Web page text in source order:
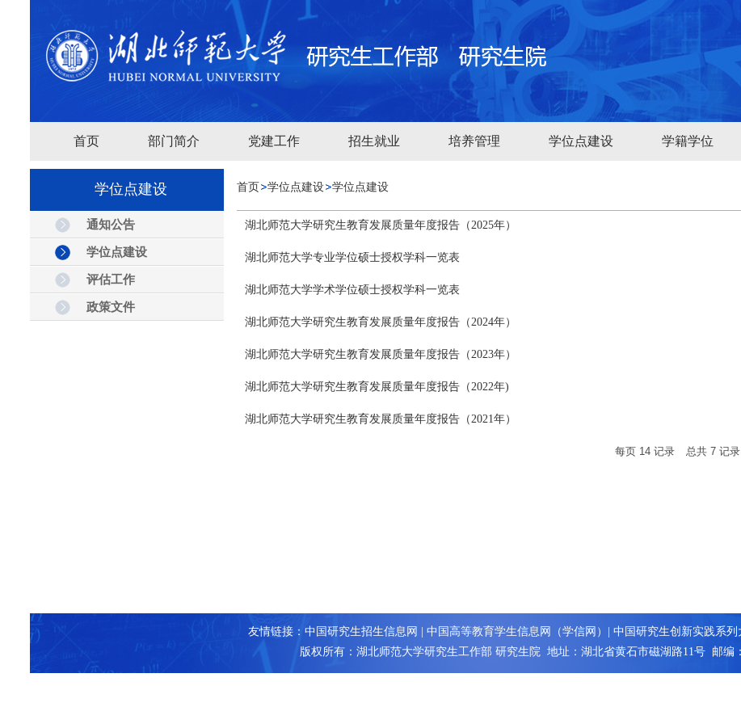
首页 部门简介 党建工作 招生就业 培养管理 学位点建设 学籍学位
学位点建设
通知公告
学位点建设
评估工作
政策文件
首页 学位点建设 学位点建设
湖北师范大学研究生教育发展质量年度报告（2025年）
湖北师范大学专业学位硕士授权学科一览表
湖北师范大学学术学位硕士授权学科一览表
湖北师范大学研究生教育发展质量年度报告（2024年）
湖北师范大学研究生教育发展质量年度报告（2023年）
湖北师范大学研究生教育发展质量年度报告（2022年)
湖北师范大学研究生教育发展质量年度报告（2021年）
每页 14 记录 总共7 记录
友情链接： 中国研究生招生信息网 中国高等教育学生信息网（学信网） 中国研究生创新实践系列
版权所有：湖北师范大学研究生工作部 研究生院 地址：湖北省黄石市磁湖路11号 邮编